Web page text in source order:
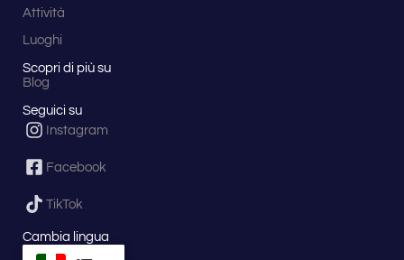
Attività
Luoghi
Scopri di più su
Blog
Seguici su
Instagram
Facebook
TikTok
Cambia lingua